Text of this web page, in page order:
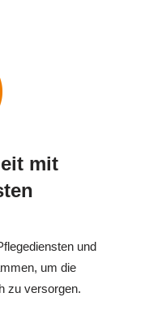
mit
und
um die
zu versorgen.